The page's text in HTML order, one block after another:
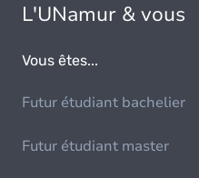
L'UNamur & vous
Vous êtes...
Futur étudiant bachelier
Futur étudiant master